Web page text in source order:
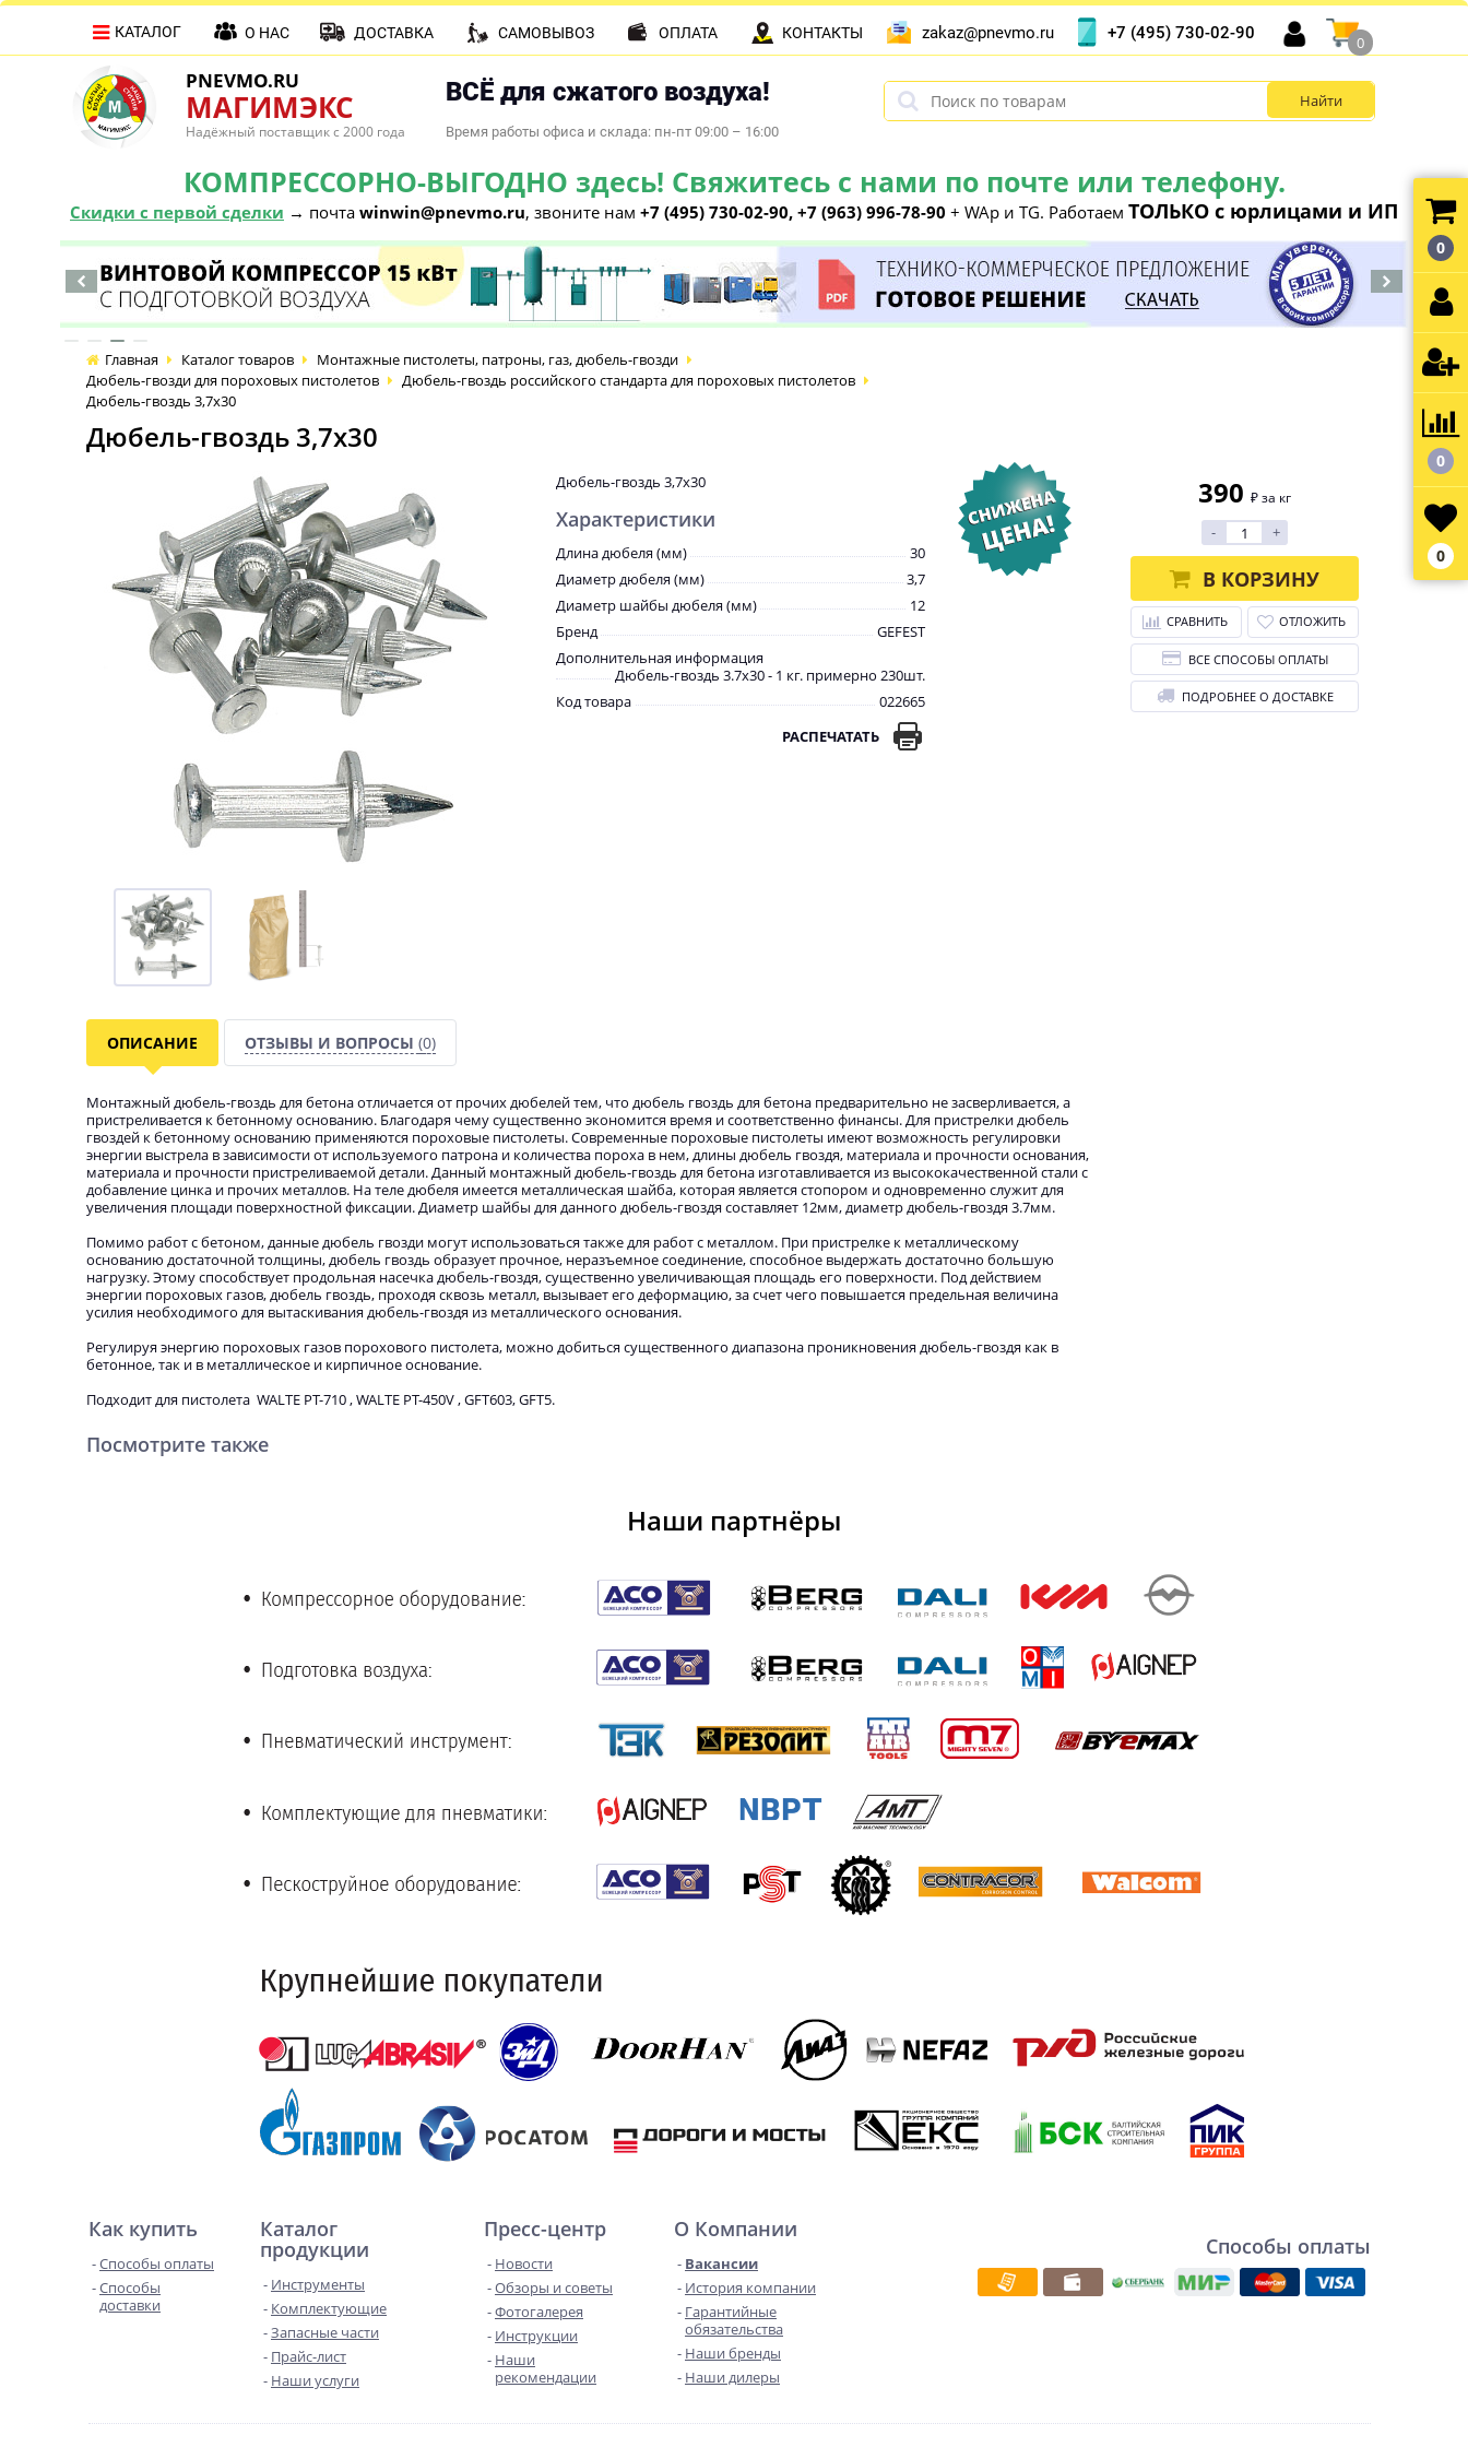
PNEVMO.RU
МАГИМЭКС
Надёжный поставщик с 2000 года
ВСЁ для сжатого воздуха!
Время работы офиса и склада: пн-пт 09:00 – 16:00
КОМПРЕССОРНО-ВЫГОДНО здесь! Свяжитесь с нами по почте или телефону.
Скидки с первой сделки → почта winwin@pnevmo.ru, звоните нам +7 (495) 730-02-90, +7 (963) 996-78-90 + WAp и TG. Работаем ТОЛЬКО с юрлицами и ИП
КАТАЛОГ О НАС ДОСТАВКА САМОВЫВОЗ ОПЛАТА КОНТАКТЫ zakaz@pnevmo.ru +7 (495) 730-02-90
0
Главная Каталог товаров
Монтажные пистолеты, патроны, газ, дюбель-гвозди
Дюбель-гвозди для пороховых пистолетов
Дюбель-гвоздь российского стандарта для пороховых пистолетов
Дюбель-гвоздь 3,7х30
Дюбель-гвоздь 3,7х30
Дюбель-гвоздь 3,7х30
Характеристики
Длина дюбеля (мм)
30
Диаметр дюбеля (мм)
3,7
Диаметр шайбы дюбеля (мм)
12
Бренд
GEFEST
Дополнительная информация
Дюбель-гвоздь 3.7х30 - 1 кг. примерно 230шт.
Код товара
022665
РАСПЕЧАТАТЬ
390 ₽ за кг
- +
В КОРЗИНУ
СРАВНИТЬ ОТЛОЖИТЬ
ВСЕ СПОСОБЫ ОПЛАТЫ
ПОДРОБНЕЕ О ДОСТАВКЕ
ОПИСАНИЕ ОТЗЫВЫ И ВОПРОСЫ (0)
Монтажный дюбель-гвоздь для бетона отличается от прочих дюбелей тем, что дюбель гвоздь для бетона предварительно не засверливается, а
пристреливается к бетонному основанию. Благодаря чему существенно экономится время и соответственно финансы. Для пристрелки дюбель
гвоздей к бетонному основанию применяются пороховые пистолеты. Современные пороховые пистолеты имеют возможность регулировки
энергии выстрела в зависимости от используемого патрона и количества пороха в нем, длины дюбель гвоздя, материала и прочности основания,
материала и прочности пристреливаемой детали. Данный монтажный дюбель-гвоздь для бетона изготавливается из высококачественной стали с
добавление цинка и прочих металлов. На теле дюбеля имеется металлическая шайба, которая является стопором и одновременно служит для
увеличения площади поверхностной фиксации. Диаметр шайбы для данного дюбель-гвоздя составляет 12мм, диаметр дюбель-гвоздя 3.7мм.
Помимо работ с бетоном, данные дюбель гвозди могут использоваться также для работ с металлом. При пристрелке к металлическому
основанию достаточной толщины, дюбель гвоздь образует прочное, неразъемное соединение, способное выдержать достаточно большую
нагрузку. Этому способствует продольная насечка дюбель-гвоздя, существенно увеличивающая площадь его поверхности. Под действием
энергии пороховых газов, дюбель гвоздь, проходя сквозь металл, вызывает его деформацию, за счет чего повышается предельная величина
усилия необходимого для вытаскивания дюбель-гвоздя из металлического основания.
Регулируя энергию пороховых газов порохового пистолета, можно добиться существенного диапазона проникновения дюбель-гвоздя как в
бетонное, так и в металлическое и кирпичное основание.
Подходит для пистолета WALTE PT-710 , WALTE PT-450V , GFT603, GFT5.
Посмотрите также
Наши партнёры
Как купить
Способы оплаты
Способы
доставки
Каталог
продукции
Инструменты
Комплектующие
Запасные части
Прайс-лист
Наши услуги
Пресс-центр
Новости
Обзоры и советы
Фотогалерея
Инструкции
Наши
рекомендации
О Компании
Вакансии
История компании
Гарантийные
обязательства
Наши бренды
Наши дилеры
Способы оплаты
0
0
0